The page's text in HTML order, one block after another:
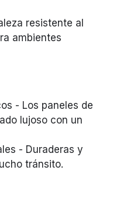
resistente al
ambientes
- Los paneles de
lujoso con un
- Duraderas y
tránsito.